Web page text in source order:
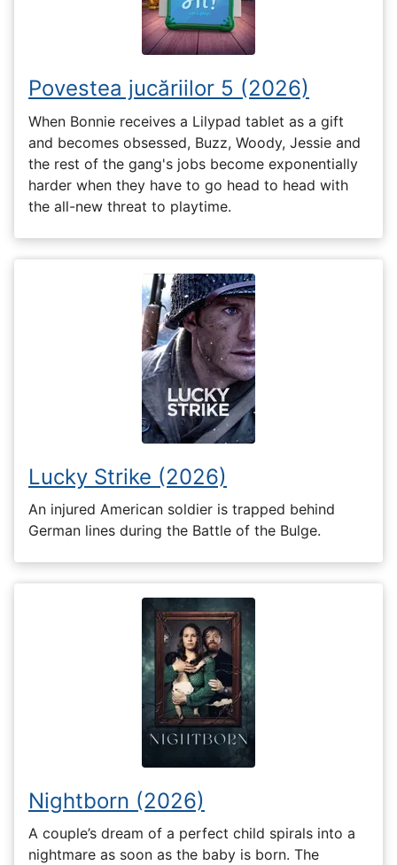
Povestea jucăriilor 5 (2026)
When Bonnie receives a Lilypad tablet as a gift
and becomes obsessed, Buzz, Woody, Jessie and
the rest of the gang's jobs become exponentially
harder when they have to go head to head with
the all-new threat to playtime.
Lucky Strike (2026)
An injured American soldier is trapped behind
German lines during the Battle of the Bulge.
Nightborn (2026)
A couple’s dream of a perfect child spirals into a
nightmare as soon as the baby is born. The